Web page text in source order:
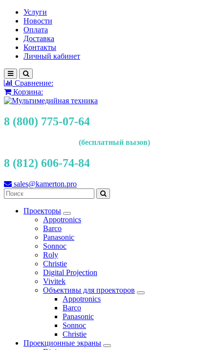
Услуги
Новости
Оплата
Доставка
Контакты
Личный кабинет
Сравнение:
Корзина:
8 (800) 775-07-64
(бесплатный вызов)
8 (812) 606-74-84
sales@kamerton.pro
Проекторы
Appotronics
Barco
Panasonic
Sonnoc
Roly
Christie
Digital Projection
Vivitek
Объективы для проекторов
Appotronics
Barco
Panasonic
Sonnoc
Сhristie
Проекционные экраны